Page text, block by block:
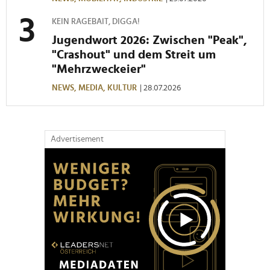
KEIN RAGEBAIT, DIGGA!
Jugendwort 2026: Zwischen "Peak",
"Crashout" und dem Streit um
"Mehrzweckeier"
NEWS, MEDIA, KULTUR | 28.07.2026
Advertisement